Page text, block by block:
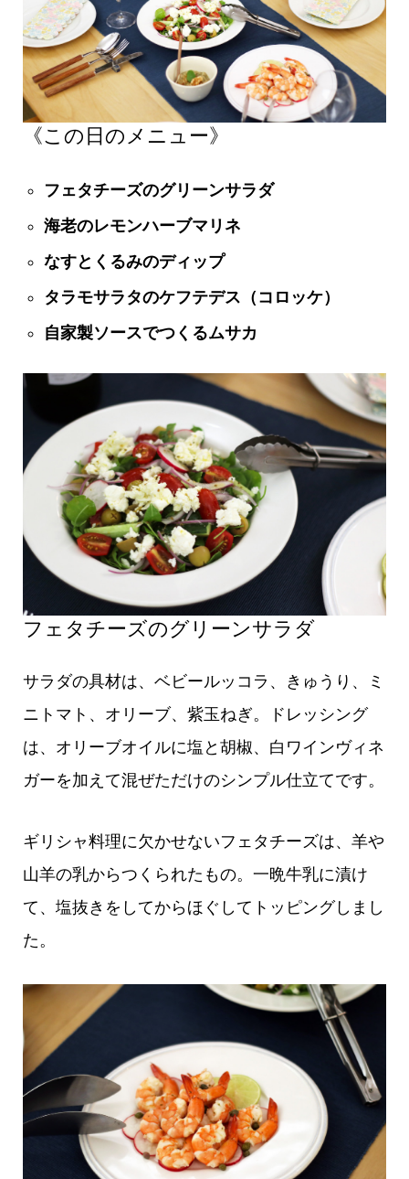
《この日のメニュー》
フ ェタチーズのグリーンサラダ
海老のレモンハーブマリネ
なすとくるみのディップ
タラモサラタのケフテデス（コロッケ）
自家製ソースでつくるムサカ
フェタチーズのグリーンサラダ
サラダの具材は、ベビールッコラ、きゅうり、ミ
ニトマト、オリーブ、紫玉ねぎ。ドレッシング
は、オリーブオイルに塩と胡椒、白ワインヴィネ
ガーを加えて混ぜただけのシンプル仕立てです。
ギリシャ料理に欠かせないフェタチーズは、羊や
山羊の乳からつくられたもの。一晩牛乳に漬け
て、塩抜きをしてからほぐしてトッピングしまし
た。